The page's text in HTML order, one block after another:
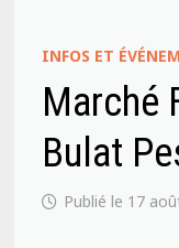
INFOS ET
Marché
Bulat
17